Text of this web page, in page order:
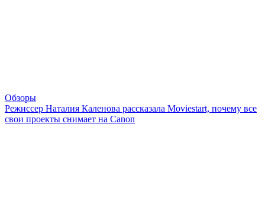
Обзоры
Режиссер Наталия Каленова рассказала Moviestart, почему все
свои проекты снимает на Canon